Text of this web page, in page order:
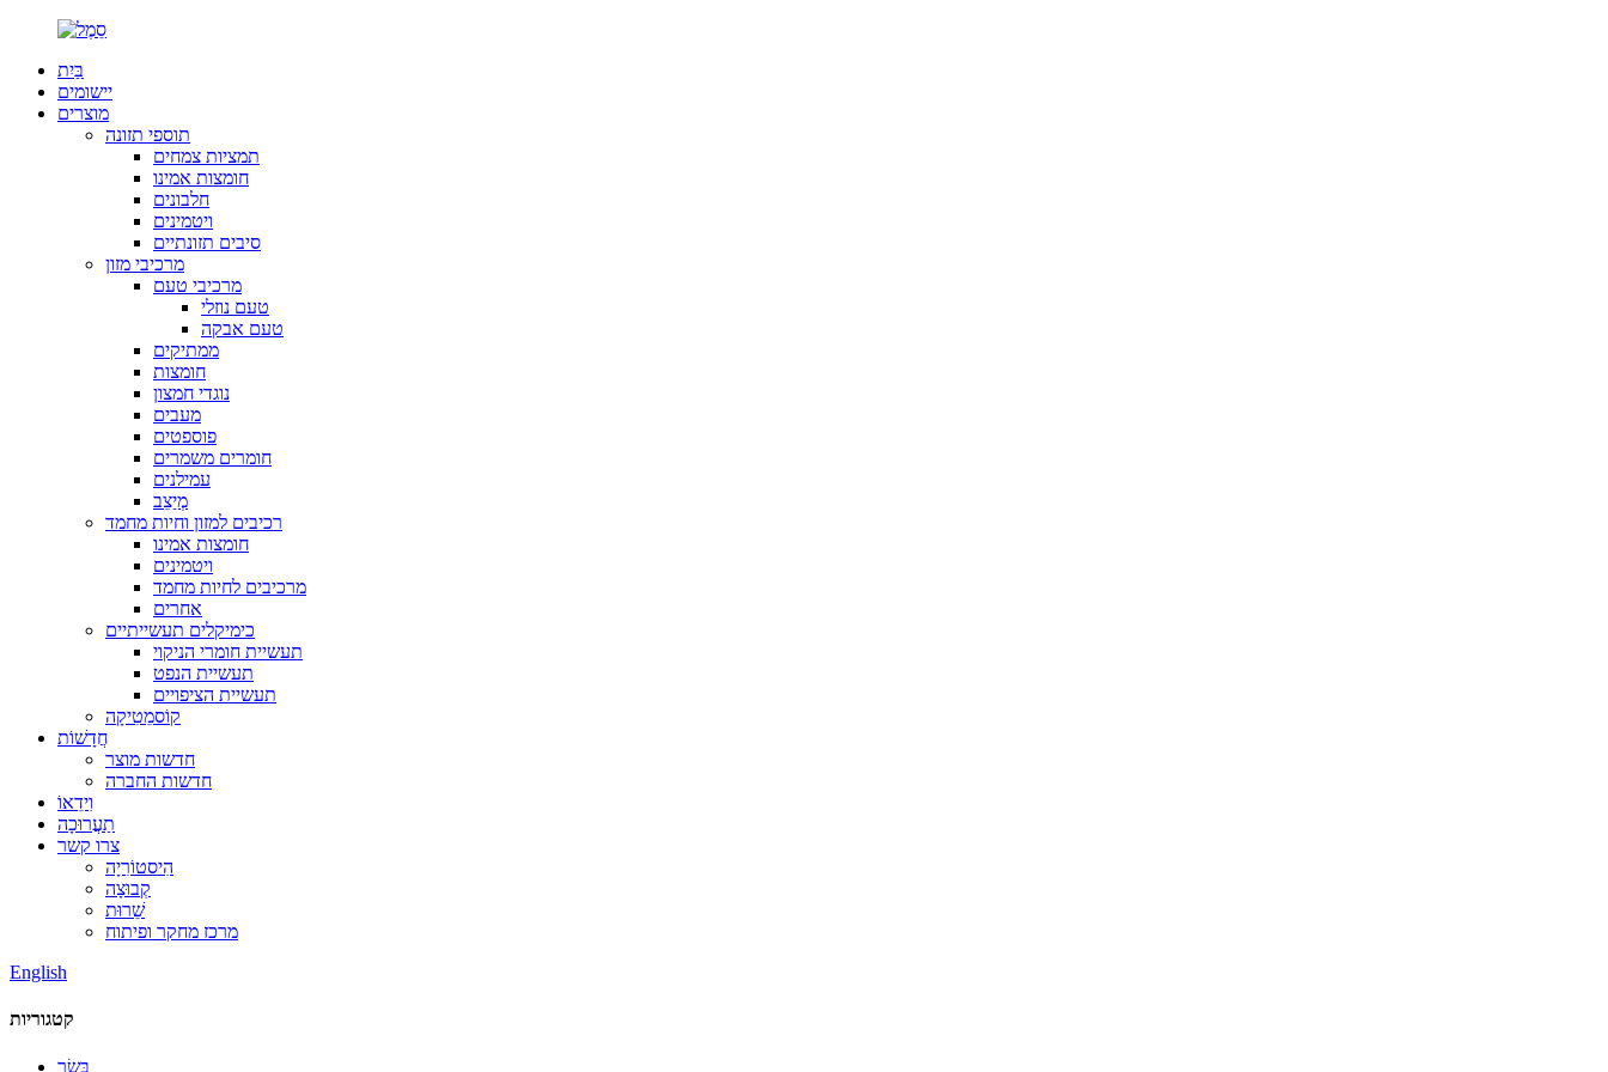
בַּיִת
יישומים
מוצרים
תוספי תזונה
תמציות צמחים
חומצות אמינו
חלבונים
ויטמינים
סיבים תזונתיים
מרכיבי מזון
מרכיבי טעם
טעם נוזלי
טעם אבקה
ממתיקים
חומצות
נוגדי חמצון
מעבים
פוספטים
חומרים משמרים
עמילנים
מְיַצֵב
רכיבים למזון וחיות מחמד
חומצות אמינו
ויטמינים
מרכיבים לחיות מחמד
אחרים
כימיקלים תעשייתיים
תעשיית חומרי הניקוי
תעשיית הנפט
תעשיית הציפויים
קוֹסמֵטִיקָה
חֲדָשׁוֹת
חדשות מוצר
חדשות החברה
וִידֵאוֹ
תַעֲרוּכָה
צרו קשר
הִיסטוֹרִיָה
קְבוּצָה
שֵׁרוּת
מרכז מחקר ופיתוח
English
קטגוריות
בָּשָׂר